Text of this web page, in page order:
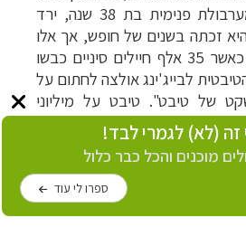
וכניסת סין למערבולת פנימית בת 38 שנה, ירד
זכתה בשנים של חופש, אך אלו
כאשר אלף חיילים סיניים כבשו
לבייג'ינגאולצה לחתום על
של טיבט". טיבט על מיליוני
ונפות סיניים. תושביה הוגדרו
מכוונת של סינים לתוך
בטיבט
זה (לא) לגמרי לבד!
מוכנים והכל כבר כלול
ספרו לי עוד